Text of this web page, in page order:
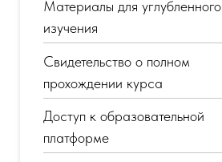
Материалы для углубленного
изучения
Свидетельство о полном
прохождении курса
Доступ к образовательной
платформе